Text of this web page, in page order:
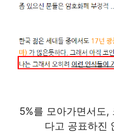
5%를 모아가면서도,
다고 공표하진